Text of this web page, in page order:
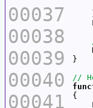
00037
00038
00039
00040
00041